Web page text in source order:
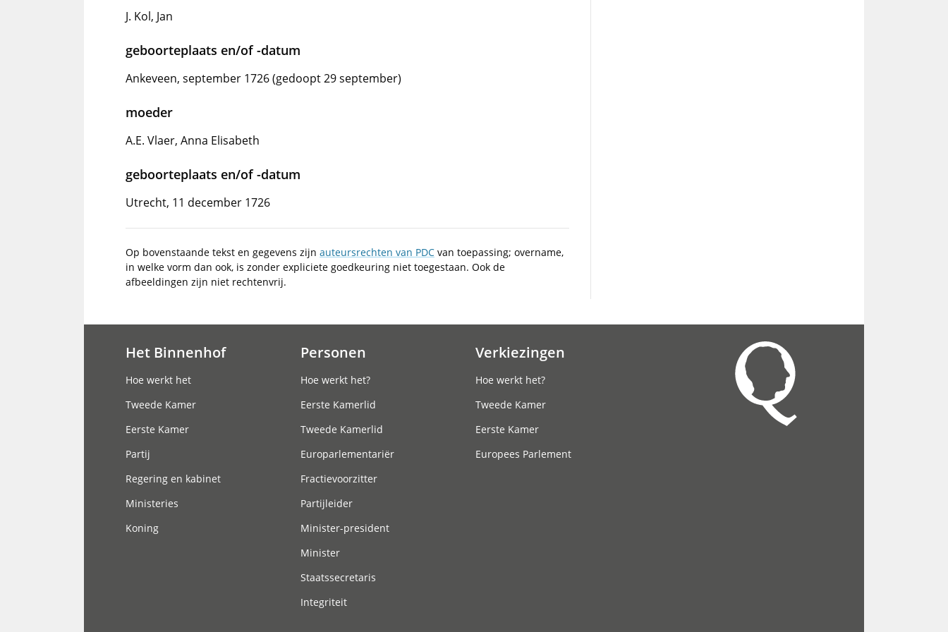
J. Kol, Jan
geboorteplaats en/of -datum
Ankeveen, september 1726 (gedoopt 29 september)
moeder
A.E. Vlaer, Anna Elisabeth
geboorteplaats en/of -datum
Utrecht, 11 december 1726
Op bovenstaande tekst en gegevens zijn auteursrechten van PDC van toepassing; overname,
in welke vorm dan ook, is zonder expliciete goedkeuring niet toegestaan. Ook de
afbeeldingen zijn niet rechtenvrij.
Het Binnenhof
Hoe werkt het
Tweede Kamer
Eerste Kamer
Partij
Regering en kabinet
Ministeries
Koning
Personen
Hoe werkt het?
Eerste Kamerlid
Tweede Kamerlid
Europarlementariër
Fractievoorzitter
Partijleider
Minister-president
Minister
Staatssecretaris
Integriteit
Verkiezingen
Hoe werkt het?
Tweede Kamer
Eerste Kamer
Europees Parlement